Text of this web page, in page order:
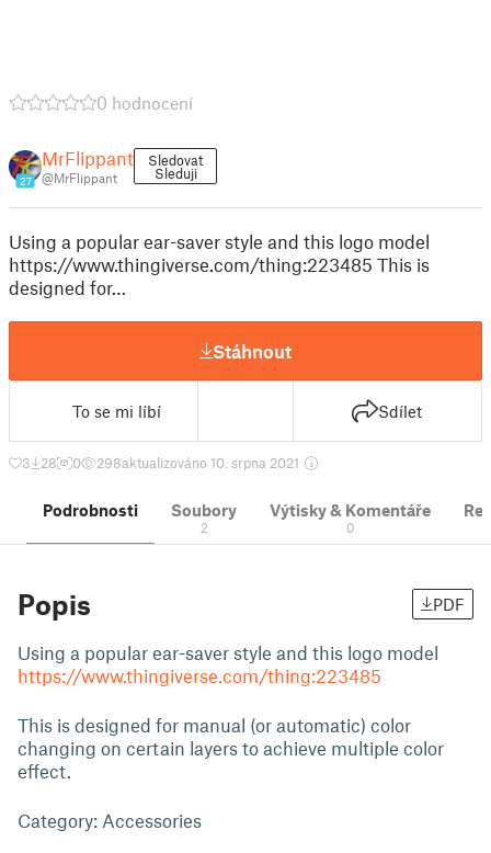
0 hodnocení
27
MrFlippant
@MrFlippant
Sledovat
Sleduji
Using a popular ear-saver style and this logo model
https://www.thingiverse.com/thing:223485 This is
designed for…
Stáhnout
To se mi líbí Sdílet
3 28 0 298aktualizováno 10. srpna 2021
Podrobnosti Soubory
2
Výtisky & Komentáře
0
Popis PDF
Using a popular ear-saver style and this logo model
https://www.thingiverse.com/thing:223485
This is designed for manual (or automatic) color
changing on certain layers to achieve multiple color
effect.
Category: Accessories